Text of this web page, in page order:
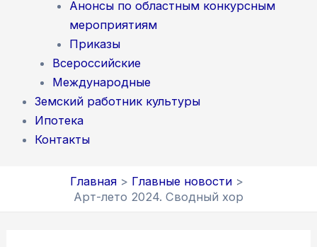
Анонсы по областным конкурсным
мероприятиям
Приказы
Всероссийские
Международные
Земский работник культуры
Ипотека
Контакты
Главная
Главные новости
Арт-лето 2024. Сводный хор